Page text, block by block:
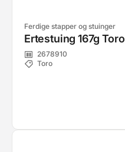
Ferdige stapper og stuinger
Ertestuing 167g Toro
2678910
Toro